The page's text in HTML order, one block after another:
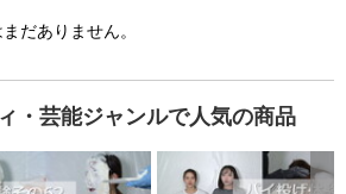
e
だありません。
・芸能ジャンルで人気の商品